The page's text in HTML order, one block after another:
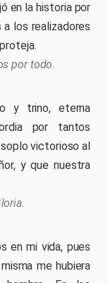
en la historia por
a los realizadores
por todo.
y trino, eterna
por tantos
victorioso al
y que nuestra
en mi vida, pues
me hubiera